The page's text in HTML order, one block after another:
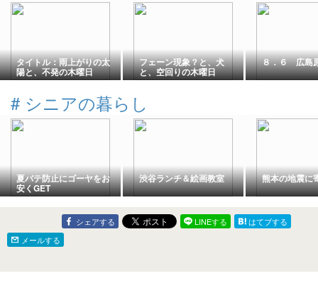
タイトル：雨上がりの太
陽と、不発の木曜日
フェーン現象？と、犬
と、空回りの木曜日
８．６ 広島
# シニアの暮らし
夏バテ防止にゴーヤをお
安くGET
渋谷ランチ＆絵画教室 熊本の地震に
シェアする LINEする
はてブする
メールする